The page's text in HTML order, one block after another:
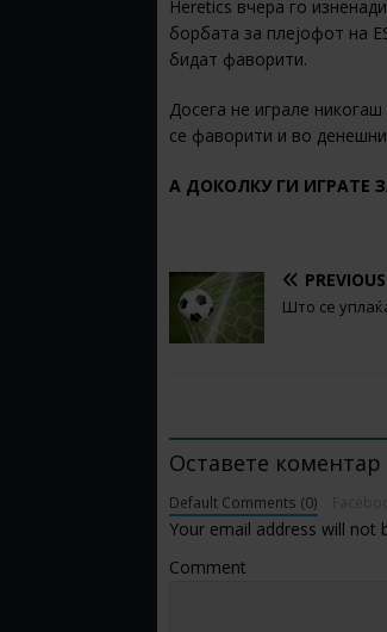
Heretics вчера го
борбата за плејофот на
бидат фаворити.
Досега не играле
се фаворити и во
А ДОКОЛКУ ГИ ИГРАТЕ
PREVIOUS
Што се
Оставете коментар
Default Comments (0)
Your email address will not
Comment